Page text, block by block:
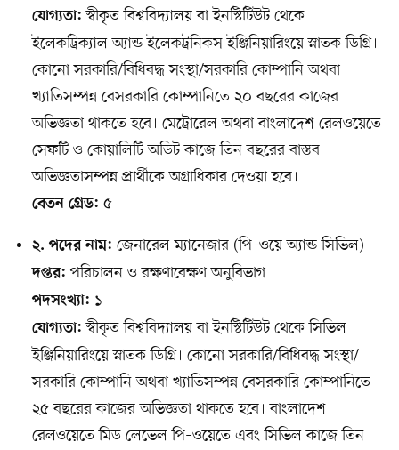
যোগ্যতা: স্বীকৃত বিশ্ববিদ্যালয় বা ইনস্টিটিউট থেকে
ইলেকট্রিক্যাল অ্যান্ড ইলেকট্রনিকস ইঞ্জিনিয়ারিংয়ে স্নাতক ডিগ্রি।
কোনো সরকারি/বিধিবদ্ধ সংস্থা/সরকারি কোম্পানি অথবা
খ্যাতিসম্পন্ন বেসরকারি কোম্পানিতে ২০ বছরের কাজের
অভিজ্ঞতা থাকতে হবে। মেট্রোরেল অথবা বাংলাদেশ রেলওয়েতে
সেফটি ও কোয়ালিটি অডিট কাজে তিন বছরের বাস্তব
অভিজ্ঞতাসম্পন্ন প্রার্থীকে অগ্রাধিকার দেওয়া হবে।
বেতন গ্রেড: ৫
২. পদের নাম: জেনারেল ম্যানেজার (পি–ওয়ে অ্যান্ড সিভিল)
দপ্তর: পরিচালন ও রক্ষণাবেক্ষণ অনুবিভাগ
পদসংখ্যা: ১
যোগ্যতা: স্বীকৃত বিশ্ববিদ্যালয় বা ইনস্টিটিউট থেকে সিভিল
ইঞ্জিনিয়ারিংয়ে স্নাতক ডিগ্রি। কোনো সরকারি/বিধিবদ্ধ সংস্থা/
সরকারি কোম্পানি অথবা খ্যাতিসম্পন্ন বেসরকারি কোম্পানিতে
২৫ বছরের কাজের অভিজ্ঞতা থাকতে হবে। বাংলাদেশ
রেলওয়েতে মিড লেভেল পি–ওয়েতে এবং সিভিল কাজে তিন